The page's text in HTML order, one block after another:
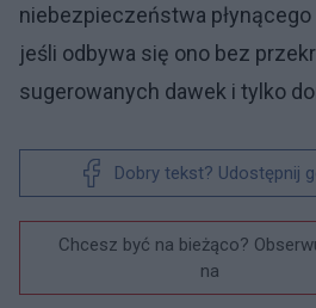
niebezpieczeństwa
jeśli odbywa się ono bez
sugerowanych dawek i tylko
Dobry tekst? Udostępnij
Chcesz być na bieżąco?
na